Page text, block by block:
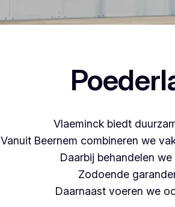
Vlaeminck biedt
Vanuit Beernem combineren we
Daarbij behandelen
Zodoende
Daarnaast voeren we